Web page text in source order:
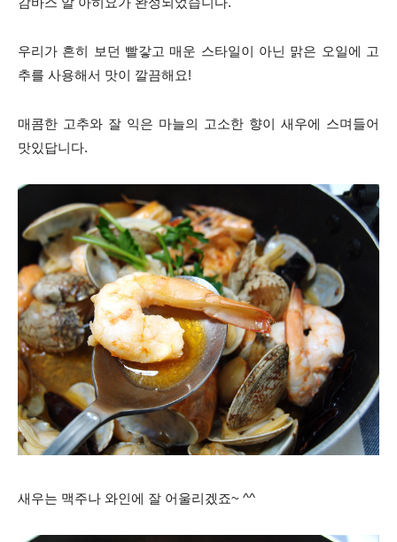
우리가 흔히 보던 빨갛고 매운 스타일이 아닌 맑은 오일에 고
추를 사용해서 맛이 깔끔해요!
매콤한 고추와 잘 익은 마늘의 고소한 향이 새우에 스며들어
맛있답니다.
새우는 맥주나 와인에 잘 어울리겠죠~ ^^